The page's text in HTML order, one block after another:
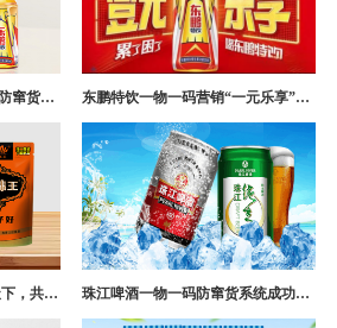
东鹏特饮五码合一关联防伪防窜货追溯系统成功案例 东鹏特饮一物一码营销“一元乐享”案例分析
易全携手湖南口味王/和成天下，共构槟榔一袋一码防伪防窜货营销系统 珠江啤酒一物一码防窜货系统成功案例